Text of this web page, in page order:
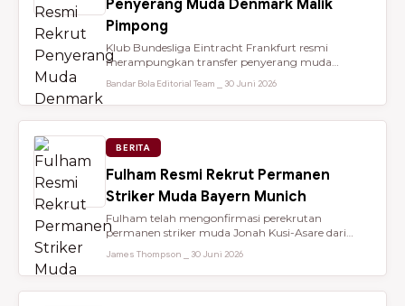
Penyerang Muda Denmark Malik
Pimpong
Klub Bundesliga Eintracht Frankfurt resmi
merampungkan transfer penyerang muda
Bandar Bola Editorial Team ⎯ 30 Juni 2026
BERITA
Fulham Resmi Rekrut Permanen
Striker Muda Bayern Munich
Fulham telah mengonfirmasi perekrutan
permanen striker muda Jonah Kusi-Asare dari
James Thompson ⎯ 30 Juni 2026